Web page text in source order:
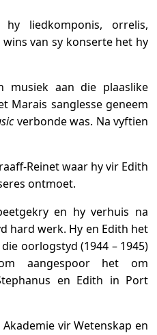
liedkomponis, orrelis,
van sy konserte het hy
musiek aan die plaaslike
Marais sanglesse geneem
verbonde was. Na vyftien
Reinet waar hy vir Edith
ontmoet.
en hy verhuis na
hard werk. Hy en Edith het
oorlogstyd (1944 – 1945)
aangespoor het om
en Edith in Port
vir Wetenskap en